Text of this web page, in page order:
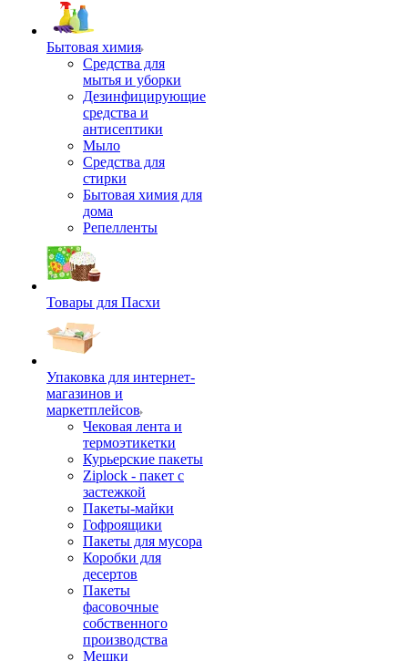
Бытовая химия
Средства для
мытья и уборки
Дезинфицирующие
средства и
антисептики
Мыло
Средства для
стирки
Бытовая химия для
дома
Репелленты
Товары для Пасхи
Упаковка для интернет-
магазинов и
маркетплейсов
Чековая лента и
термоэтикетки
Курьерские пакеты
Ziplock - пакет с
застежкой
Пакеты-майки
Гофроящики
Пакеты для мусора
Коробки для
десертов
Пакеты
фасовочные
собственного
производства
Мешки